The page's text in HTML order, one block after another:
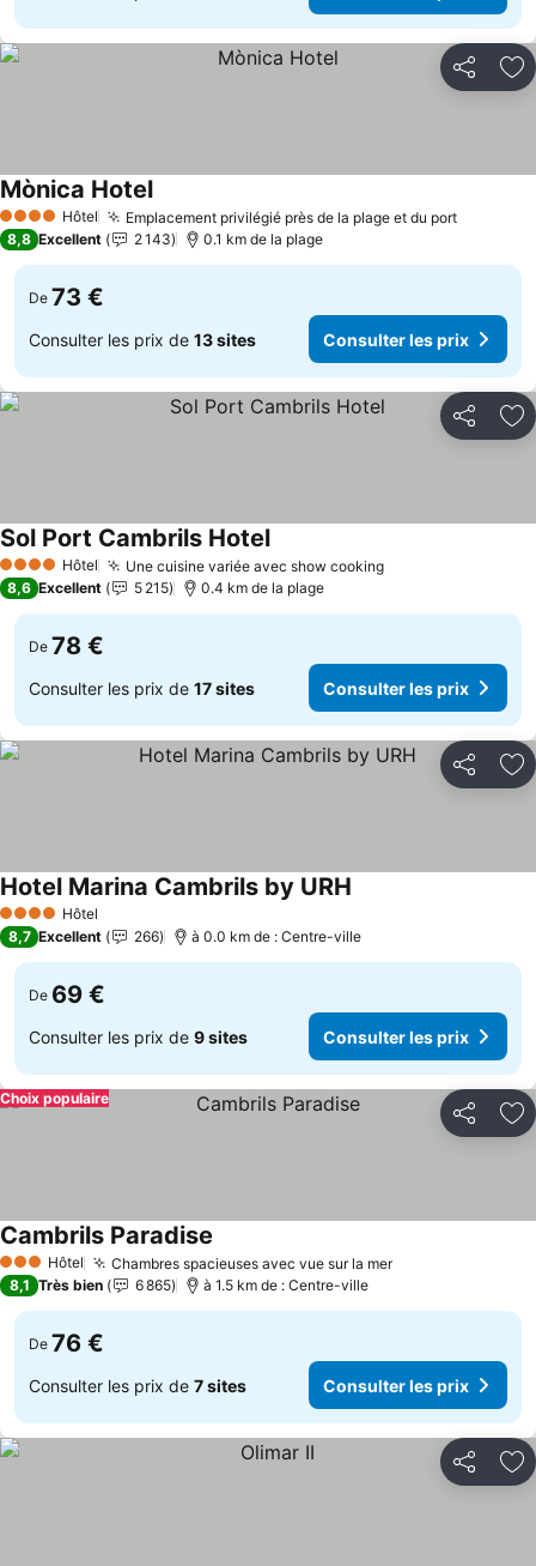
Partager
4 Étoiles Hôtel Emplacement privilégié près de la plage et du port
Mònica HotelConsulter les prix
8,8 Excellent 2 143 0.1 km de la plage
De 73 €
Consulter les prix de 13 sites Consulter les prix
Partager
4 Étoiles Hôtel Une cuisine variée avec show cookingConsulter les
Sol Port Cambrils HotelConsulter les prix
8,6 Excellent 5 215 0.4 km de la plage
De 78 €
Consulter les prix de 17 sites Consulter les prix
Partager
4 Étoiles Hôtel
Hotel Marina Cambrils by URH
8,7 Excellent 266 à 0.0 km de : Centre-ville
De 69 €
Consulter les prix de 9 sites Consulter les prix
Partager
Choix populaire
3 ÉtoilesHôtel Chambres spacieuses avec vue sur la merConsulter les
Cambrils Paradise
8,1 Très bien 6 865 à 1.5 km de : Centre-ville
De 76 €
Consulter les prix de 7 sites Consulter les prix
Partager